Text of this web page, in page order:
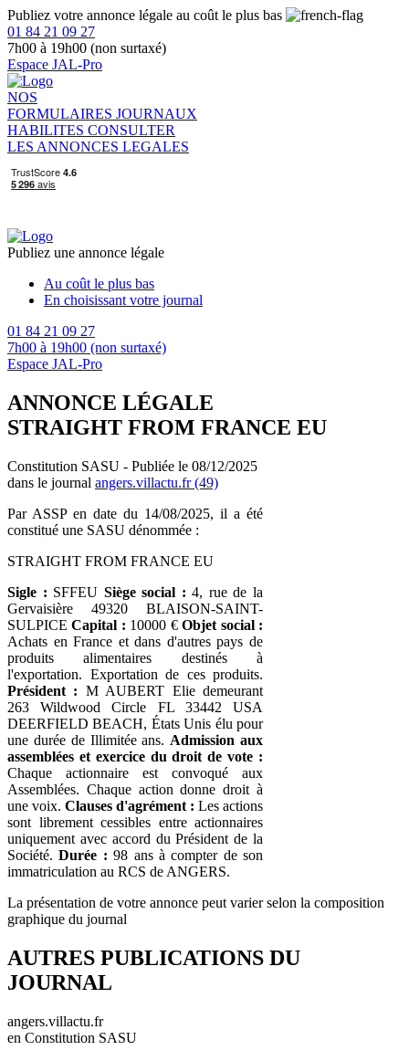
Publiez votre annonce légale au coût le plus bas
01 84 21 09 27
7h00 à 19h00 (non surtaxé)
Espace JAL-Pro
NOS
FORMULAIRES JOURNAUX
HABILITES CONSULTER
LES ANNONCES LEGALES
Publiez une annonce légale
Au coût le plus bas
En choisissant votre journal
01 84 21 09 27
7h00 à 19h00 (non surtaxé)
Espace JAL-Pro
ANNONCE LÉGALE
STRAIGHT FROM FRANCE EU
Constitution SASU - Publiée le 08/12/2025
dans le journal angers.villactu.fr (49)
Par ASSP en date du 14/08/2025, il a été
constitué une SASU dénommée :
STRAIGHT FROM FRANCE EU
Sigle : SFFEU Siège social : 4, rue de la
Gervaisière 49320 BLAISON-SAINT-
SULPICECapital : 10000 €Objet social :
Achats en France et dans d'autres pays de
produits alimentaires destinés à
l'exportation. Exportation de ces produits.
Président : M AUBERT Elie demeurant
263 Wildwood Circle FL 33442 USA
DEERFIELD BEACH, États Unis élu pour
une durée de Illimitée ans. Admission aux
assemblées et exercice du droit de vote :
Chaque actionnaire est convoqué aux
Assemblées. Chaque action donne droit à
une voix. Clauses d'agrément : Les actions
sont librement cessibles entre actionnaires
uniquement avec accord du Président de la
Société.Durée : 98 ans à compter de son
immatriculation au RCS de ANGERS.
La présentation de votre annonce peut varier selon la composition
graphique du journal
AUTRES PUBLICATIONS DU
JOURNAL
angers.villactu.fr
en Constitution SASU